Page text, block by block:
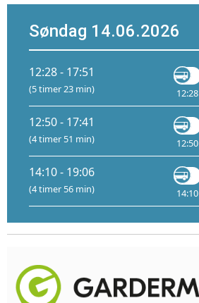
Søndag 14.06.2026
12:28 - 17:51
(5 timer 23 min) 12:28
12:50 - 17:41
(4 timer 51 min) 12:50
14:10 - 19:06
(4 timer 56 min) 14:10